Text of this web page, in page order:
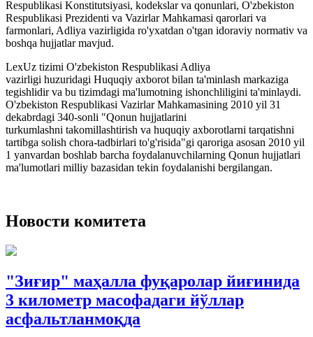
Respublikasi Konstitutsiyasi, kodekslar va qonunlari, O'zbekiston
Respublikasi Prezidenti va Vazirlar Mahkamasi qarorlari va
farmonlari, Adliya vazirligida ro'yxatdan o'tgan idoraviy normativ va
boshqa hujjatlar mavjud.
LexUz tizimi O'zbekiston Respublikasi Adliya
vazirligi huzuridagi Huquqiy axborot bilan ta'minlash markaziga
tegishlidir va bu tizimdagi ma'lumotning ishonchliligini ta'minlaydi.
O'zbekiston Respublikasi Vazirlar Mahkamasining 2010 yil 31
dekabrdagi 340-sonli "Qonun hujjatlarini
turkumlashni takomillashtirish va huquqiy axborotlarni tarqatishni
tartibga solish chora-tadbirlari to'g'risida"gi qaroriga asosan 2010 yil
1 yanvardan boshlab barcha foydalanuvchilarning Qonun hujjatlari
ma'lumotlari milliy bazasidan tekin foydalanishi bergilangan.
Новости комитета
"Зиғир" маҳалла фуқаролар йиғинида
3 километр масофадаги йўллар
асфальтланмоқда